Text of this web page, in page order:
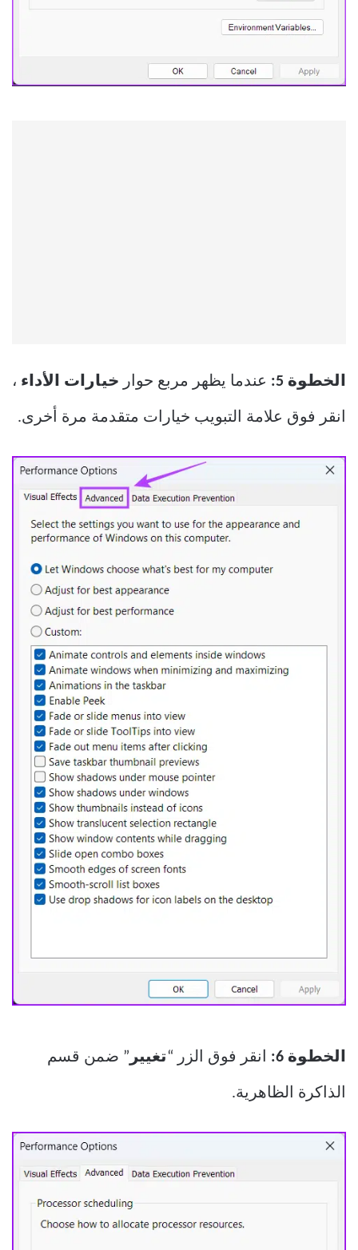
الخطوة 5: عندما يظهر مربع حوار خيارات الأداء ،
انقر فوق علامة التبويب خيارات متقدمة مرة أخرى.
الخطوة 6: انقر فوق الزر “ تغيير ” ضمن قسم
الذاكرة الظاهرية.